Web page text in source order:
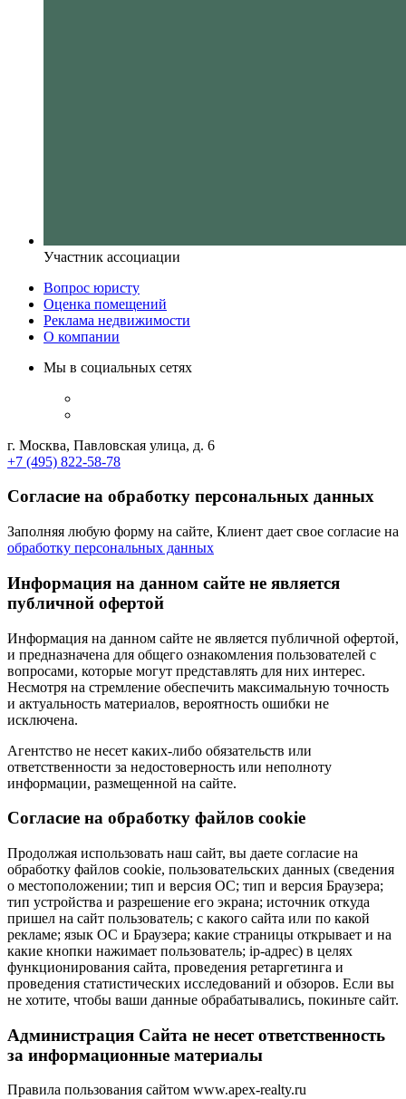
Участник ассоциации
Вопрос юристу
Оценка помещений
Реклама недвижимости
О компании
Мы в социальных сетях
г. Москва, Павловская улица, д. 6
+7 (495) 822-58-78
Согласие на обработку персональных данных
Заполняя любую форму на сайте, Клиент дает свое согласие на
обработку персональных данных
Информация на данном сайте не является
публичной офертой
Информация на данном сайте не является публичной офертой,
и предназначена для общего ознакомления пользователей с
вопросами, которые могут представлять для них интерес.
Несмотря на стремление обеспечить максимальную точность
и актуальность материалов, вероятность ошибки не
исключена.
Агентство не несет каких-либо обязательств или
ответственности за недостоверность или неполноту
информации, размещенной на сайте.
Cогласие на обработку файлов cookie
Продолжая использовать наш сайт, вы даете согласие на
обработку файлов cookie, пользовательских данных (сведения
о местоположении; тип и версия ОС; тип и версия Браузера;
тип устройства и разрешение его экрана; источник откуда
пришел на сайт пользователь; с какого сайта или по какой
рекламе; язык ОС и Браузера; какие страницы открывает и на
какие кнопки нажимает пользователь; ip-адрес) в целях
функционирования сайта, проведения ретаргетинга и
проведения статистических исследований и обзоров. Если вы
не хотите, чтобы ваши данные обрабатывались, покиньте сайт.
Администрация Сайта не несет ответственность
за информационные материалы
Правила пользования сайтом www.apex-realty.ru